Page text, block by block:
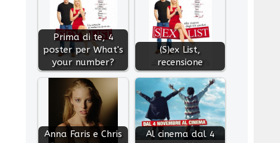
Prima di te, 4
poster per What's
your number?
(S)ex List,
recensione
Anna Faris e Chris
Al cinema dal 4